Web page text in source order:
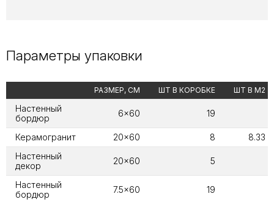
Параметры упаковки
РАЗМЕР, СМ ШТ В КОРОБКЕ ШТ В М2
Настенный
бордюр
6x60 19
Керамогранит 20x60 8
8.33
Настенный
декор
20x60 5
Настенный
бордюр
7.5x60 19